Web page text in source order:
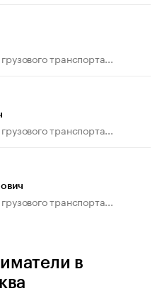
транспорта...
транспорта...
транспорта...
в